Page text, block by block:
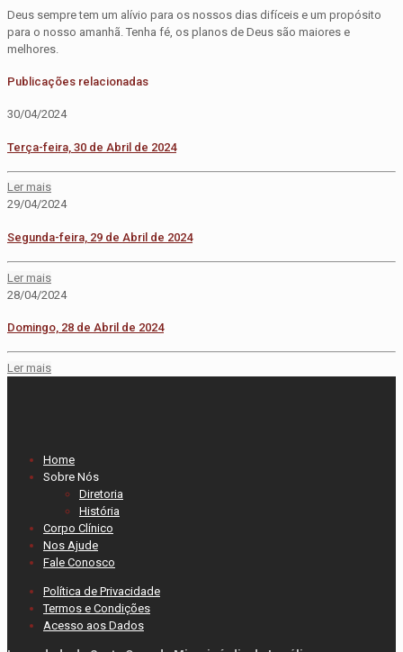
Deus sempre tem um alívio para os nossos dias difíceis e um propósito
para o nosso amanhã. Tenha fé, os planos de Deus são maiores e
melhores.
Publicações relacionadas
30/04/2024
Terça-feira, 30 de Abril de 2024
Ler mais
29/04/2024
Segunda-feira, 29 de Abril de 2024
Ler mais
28/04/2024
Domingo, 28 de Abril de 2024
Ler mais
Home
Sobre Nós
Diretoria
História
Corpo Clínico
Nos Ajude
Fale Conosco
Política de Privacidade
Termos e Condições
Acesso aos Dados